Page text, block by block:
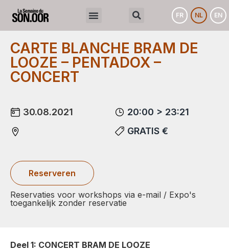
FR NL EN
CARTE BLANCHE BRAM DE
LOOZE – PENTADOX –
CONCERT
30.08.2021
20:00 > 23:21
GRATIS €
Reserveren
Reservaties voor workshops via e-mail / Expo's
toegankelijk zonder reservatie
Deel 1: CONCERT BRAM DE LOOZE